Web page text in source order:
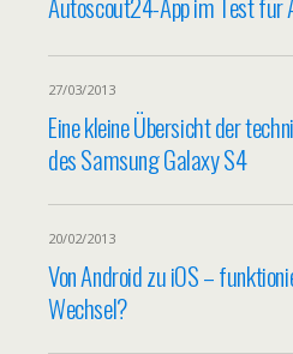
27/03/2013
Eine kleine Übersicht der
des Samsung Galaxy S4
20/02/2013
Von Android zu iOS –
Wechsel?